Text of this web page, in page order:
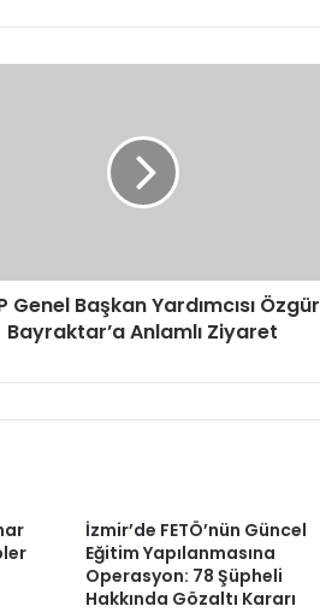
Genel Başkan Yardımcısı Özgür
Bayraktar’a Anlamlı Ziyaret
İzmir’de FETÖ’nün Güncel
Eğitim Yapılanmasına
Operasyon: 78 Şüpheli
Hakkında Gözaltı Kararı